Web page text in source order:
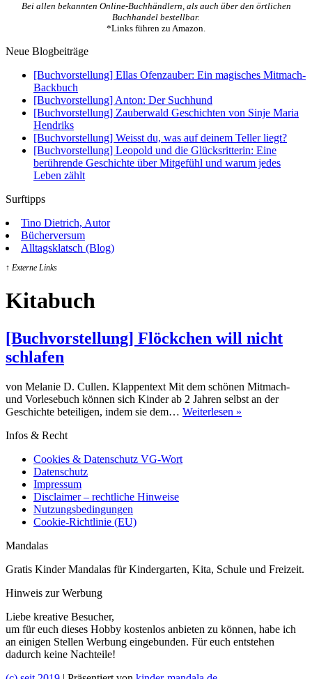
Bei allen bekannten Online-Buchhändlern, als auch über den örtlichen
Buchhandel bestellbar.
*Links führen zu Amazon.
Neue Blogbeiträge
[Buchvorstellung] Ellas Ofenzauber: Ein magisches Mitmach-
Backbuch
[Buchvorstellung] Anton: Der Suchhund
[Buchvorstellung] Zauberwald Geschichten von Sinje Maria
Hendriks
[Buchvorstellung] Weisst du, was auf deinem Teller liegt?
[Buchvorstellung] Leopold und die Glücksritterin: Eine
berührende Geschichte über Mitgefühl und warum jedes
Leben zählt
Surftipps
Tino Dietrich, Autor
Bücherversum
Alltagsklatsch (Blog)
↑ Externe Links
Kitabuch
[Buchvorstellung] Flöckchen will nicht
schlafen
von Melanie D. Cullen. Klappentext Mit dem schönen Mitmach-
und Vorlesebuch können sich Kinder ab 2 Jahren selbst an der
Geschichte beteiligen, indem sie dem… Weiterlesen »
Infos & Recht
Cookies & Datenschutz VG-Wort
Datenschutz
Impressum
Disclaimer – rechtliche Hinweise
Nutzungsbedingungen
Cookie-Richtlinie (EU)
Mandalas
Gratis Kinder Mandalas für Kindergarten, Kita, Schule und Freizeit.
Hinweis zur Werbung
Liebe kreative Besucher,
um für euch dieses Hobby kostenlos anbieten zu können, habe ich
an einigen Stellen Werbung eingebunden. Für euch entstehen
dadurch keine Nachteile!